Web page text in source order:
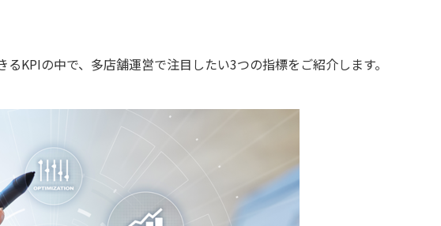
るKPIの中で、多店舗運営で注目したい3つの指標をご紹介します。